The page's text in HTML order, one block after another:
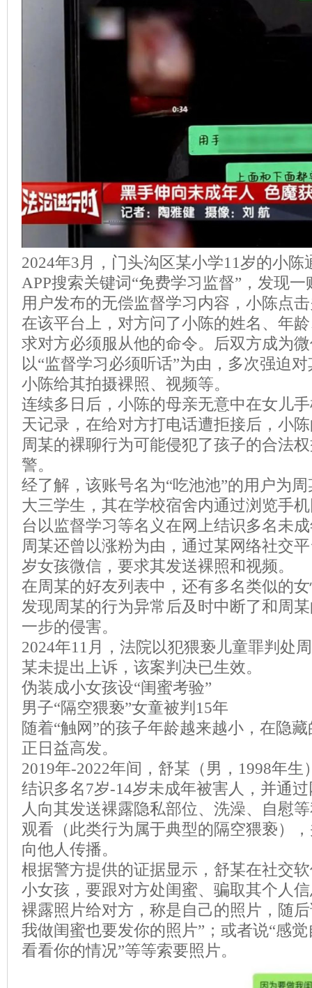
2024年3月，门头沟区某小学11岁的小
APP搜索关键词“免费学习监督”，发现
用户发布的无偿监督学习内容，小陈点
在该平台上，对方问了小陈的姓名、年
求对方必须服从他的命令。后双方成为
以“监督学习必须听话”为由，多次强迫
小陈给其拍摄裸照、视频等。
连续多日后，小陈的母亲无意中在女儿
天记录，在给对方打电话遭拒接后，小
周某的裸聊行为可能侵犯了孩子的合法
警。
经了解，该账号名为“吃池池”的用户为
大三学生，其在学校宿舍内通过浏览手
台以监督学习等名义在网上结识多名未
周某还曾以涨粉为由，通过某网络社交
岁女孩微信，要求其发送裸照和视频。
在周某的好友列表中，还有多名类似的
发现周某的行为异常后及时中断了和周
一步的侵害。
2024年11月，法院以犯猥亵儿童罪判处
某未提出上诉，该案判决已生效。
伪装成小女孩设“闺蜜考验”
男子“隔空猥亵”女童被判15年
随着“触网”的孩子年龄越来越小，在隐
正日益高发。
2019年-2022年间，舒某（男，1998年
结识多名7岁-14岁未成年被害人，并通
人向其发送裸露隐私部位、洗澡、自慰
观看（此类行为属于典型的隔空猥亵）
向他人传播。
根据警方提供的证据显示，舒某在社交
小女孩，要跟对方处闺蜜、骗取其个人
裸露照片给对方，称是自己的照片，随
我做闺蜜也要发你的照片”；或者说“感
看看你的情况”等等索要照片。